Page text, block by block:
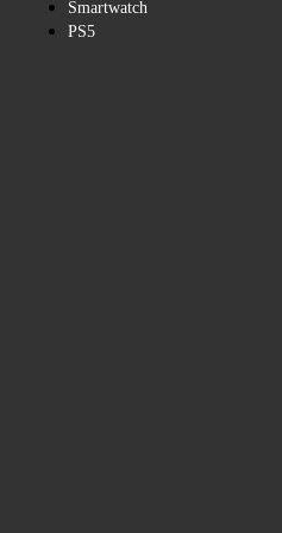
Smartwatch
PS5